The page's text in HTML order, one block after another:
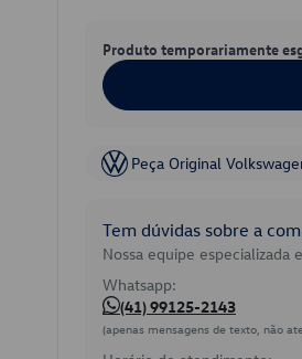
Produto temporariamente
Peça Original
Tem dúvidas sobre a
Nossa equipe especializada
Whatsapp:
(41) 99125-2143
(apenas mensagens de texto, não